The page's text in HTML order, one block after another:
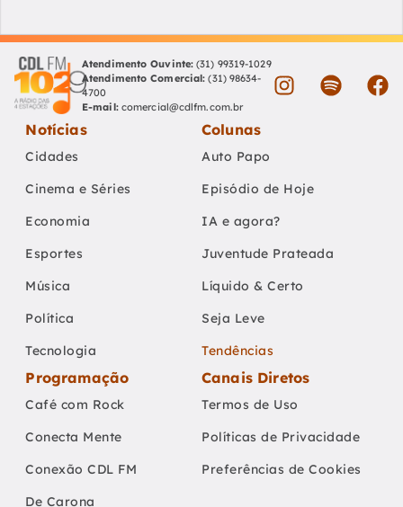
Atendimento Ouvinte: (31) 99319-1029
Atendimento Comercial: (31) 98634-
4700
E-mail: comercial@cdlfm.com.br
Notícias
Cidades
Cinema e Séries
Economia
Esportes
Música
Política
Tecnologia
Colunas
Auto Papo
Episódio de Hoje
IA e agora?
Juventude Prateada
Líquido & Certo
Seja Leve
Tendências
Programação
Café com Rock
Conecta Mente
Conexão CDL FM
De Carona
Canais Diretos
Termos de Uso
Políticas de Privacidade
Preferências de Cookies